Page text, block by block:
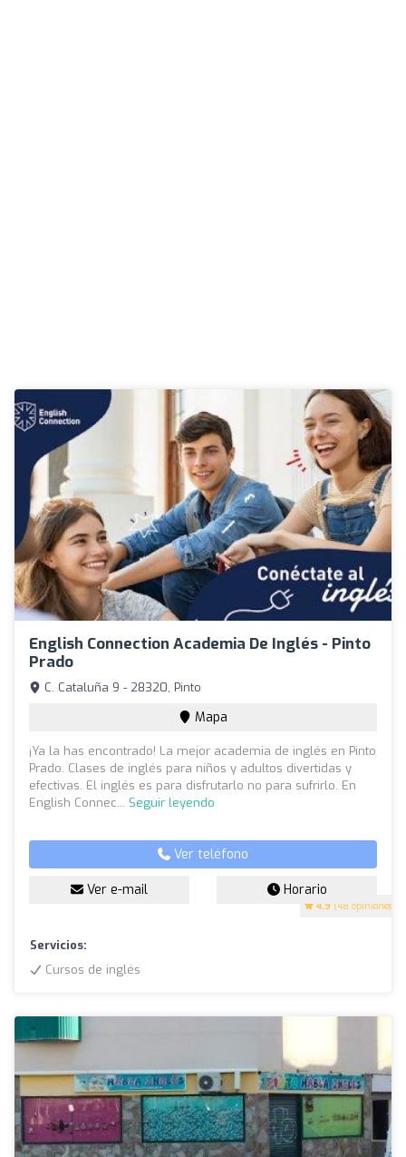
English Connection Academia De Inglés - Pinto
Prado
4.9 (48 opiniones)
C. Cataluña 9 - 28320, Pinto
Mapa
¡Ya la has encontrado! La mejor academia de inglés en Pinto
Prado. Clases de inglés para niños y adultos divertidas y
efectivas. El inglés es para disfrutarlo no para sufrirlo. En
English Connec... Seguir leyendo
Ver teléfono
Ver e-mail Horario
Servicios:
Cursos de inglés